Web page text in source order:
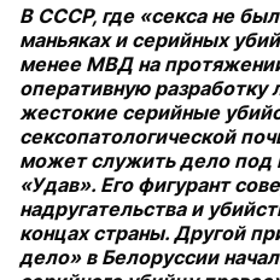
В СССР, где «секса не
маньяках и серийных
менее МВД на
оперативную
жестокие серийные
сексопатологической
может служить дело под
«Удав». Его фигурант
надругательства и
концах страны. Другой
дело» в Белоруссии